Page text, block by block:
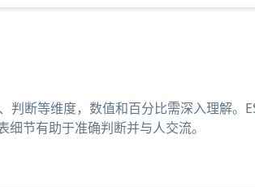
断等维度，数值和百分比需深入理解。
细节有助于准确判断并与人交流。